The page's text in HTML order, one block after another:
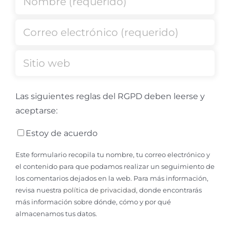
Las siguientes reglas del RGPD deben leerse y
aceptarse:
Estoy de acuerdo
Este formulario recopila tu nombre, tu correo electrónico y
el contenido para que podamos realizar un seguimiento de
los comentarios dejados en la web. Para más información,
revisa nuestra política de privacidad, donde encontrarás
más información sobre dónde, cómo y por qué
almacenamos tus datos.